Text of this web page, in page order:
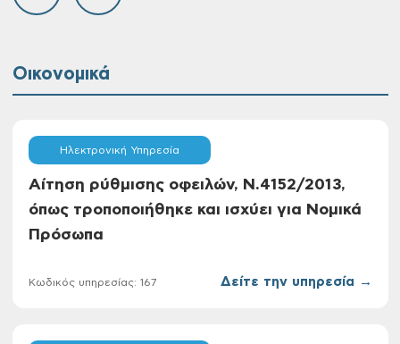
Οικονομικά
Ηλεκτρονική Υπηρεσία
Aίτηση ρύθμισης οφειλών, Ν.4152/2013,
όπως τροποποιήθηκε και ισχύει για Νομικά
Πρόσωπα
Κωδικός υπηρεσίας: 167 Δείτε την υπηρεσία →